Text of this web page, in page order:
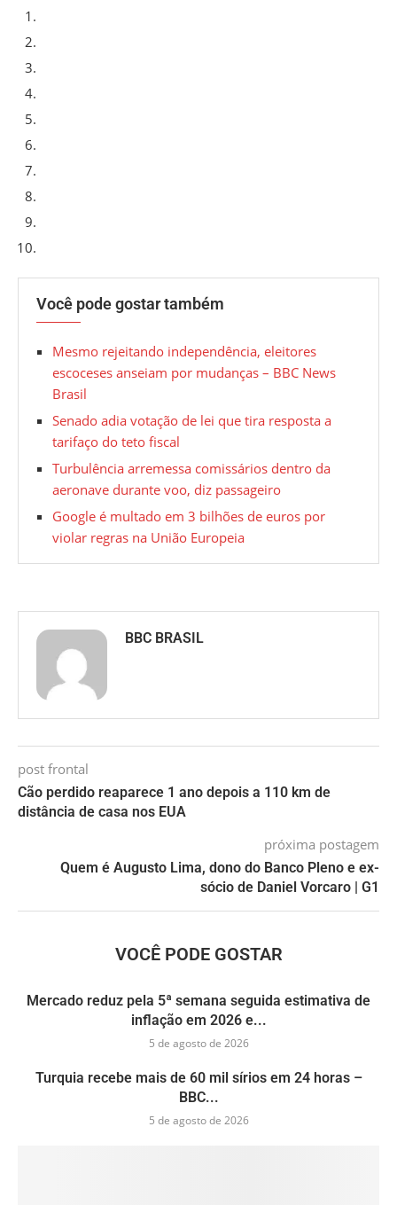
Você pode gostar também
Mesmo rejeitando independência, eleitores
escoceses anseiam por mudanças – BBC News
Brasil
Senado adia votação de lei que tira resposta a
tarifaço do teto fiscal
Turbulência arremessa comissários dentro da
aeronave durante voo, diz passageiro
Google é multado em 3 bilhões de euros por
violar regras na União Europeia
BBC BRASIL
post frontal
Cão perdido reaparece 1 ano depois a 110 km de
distância de casa nos EUA
próxima postagem
Quem é Augusto Lima, dono do Banco Pleno e ex-
sócio de Daniel Vorcaro | G1
VOCÊ PODE GOSTAR
Mercado reduz pela 5ª semana seguida estimativa de
inflação em 2026 e...
5 de agosto de 2026
Turquia recebe mais de 60 mil sírios em 24 horas –
BBC...
5 de agosto de 2026